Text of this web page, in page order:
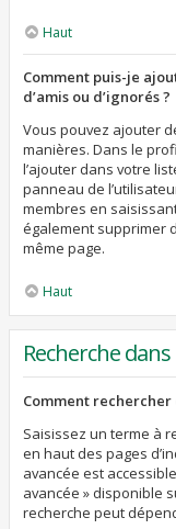
Haut
Comment puis-je
d’amis ou d’ignorés ?
Vous pouvez ajouter
manières. Dans le
l’ajouter dans votre
panneau de
membres en
également supprimer
même page.
Haut
Recherche
Comment rechercher
Saisissez un terme à
en haut des pages
avancée est
avancée » disponible
recherche peut